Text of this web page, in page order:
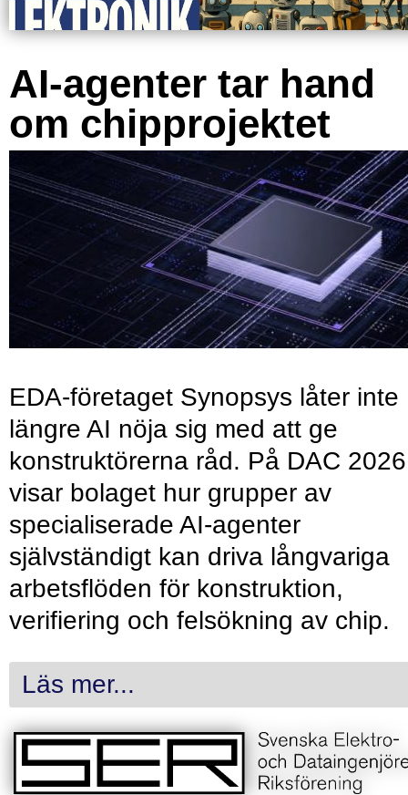
AI-agenter tar hand
om chipprojektet
EDA-företaget Synopsys låter inte
längre AI nöja sig med att ge
konstruktörerna råd. På DAC 2026
visar bolaget hur grupper av
specialiserade AI-agenter
självständigt kan driva långvariga
arbetsflöden för konstruktion,
verifiering och felsökning av chip.
Läs mer...